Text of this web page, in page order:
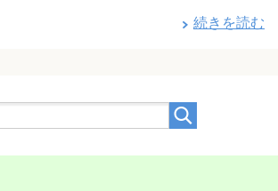
続きを読む